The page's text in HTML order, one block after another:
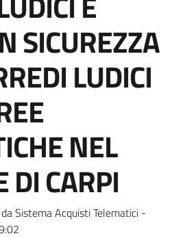
SICUREZZA
LUDICI
NEL
DI CARPI
Sistema Acquisti Telematici -